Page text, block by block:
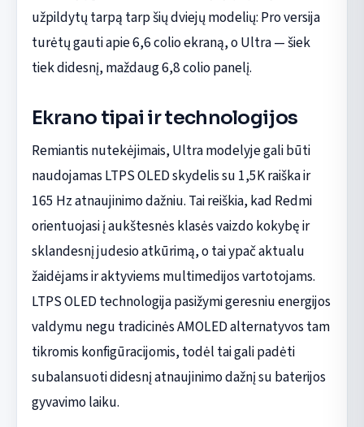
užpildytų tarpą tarp šių dviejų modelių: Pro versija
turėtų gauti apie 6,6 colio ekraną, o Ultra — šiek
tiek didesnį, maždaug 6,8 colio panelį.
Ekrano tipai ir technologijos
Remiantis nutekėjimais, Ultra modelyje gali būti
naudojamas LTPS OLED skydelis su 1,5K raiška ir
165 Hz atnaujinimo dažniu. Tai reiškia, kad Redmi
orientuojasi į aukštesnės klasės vaizdo kokybę ir
sklandesnį judesio atkūrimą, o tai ypač aktualu
žaidėjams ir aktyviems multimedijos vartotojams.
LTPS OLED technologija pasižymi geresniu energijos
valdymu negu tradicinės AMOLED alternatyvos tam
tikromis konfigūracijomis, todėl tai gali padėti
subalansuoti didesnį atnaujinimo dažnį su baterijos
gyvavimo laiku.